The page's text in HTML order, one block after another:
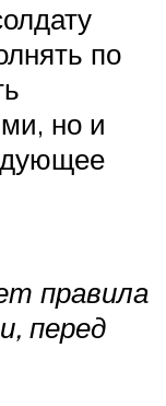
по
но и
правила
перед